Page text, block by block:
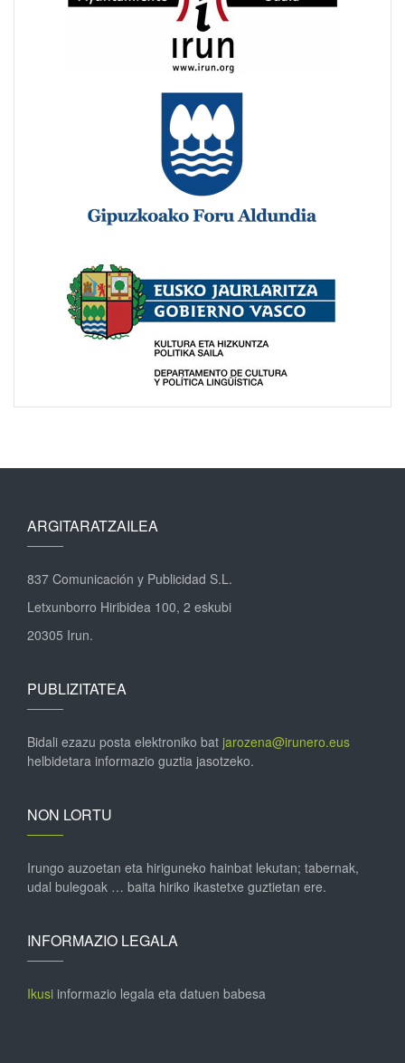
ARGITARATZAILEA
837 Comunicación y Publicidad S.L.
Letxunborro Hiribidea 100, 2 eskubi
20305 Irun.
PUBLIZITATEA
Bidali ezazu posta elektroniko bat jarozena@irunero.eus
helbidetara informazio guztia jasotzeko.
NON LORTU
Irungo auzoetan eta hiriguneko hainbat lekutan; tabernak,
udal bulegoak … baita hiriko ikastetxe guztietan ere.
INFORMAZIO LEGALA
Ikusi informazio legala eta datuen babesa